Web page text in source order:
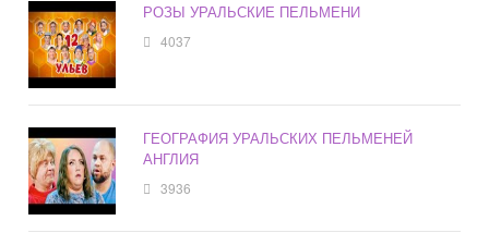
РОЗЫ УРАЛЬСКИЕ ПЕЛЬМЕНИ
4037
ГЕОГРАФИЯ УРАЛЬСКИХ ПЕЛЬМЕНЕЙ
АНГЛИЯ
3936